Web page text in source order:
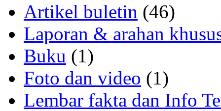
Artikel buletin (46)
Laporan & arahan
Buku (1)
Foto dan video (1)
Lembar fakta dan Info